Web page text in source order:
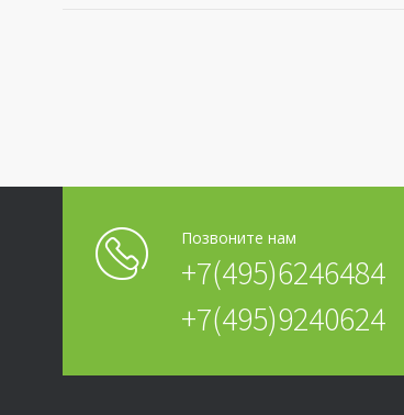
Позвоните нам
+7(495)6246484
+7(495)9240624